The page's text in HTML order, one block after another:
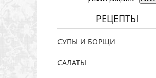
РЕЦЕПТЫ
СУПЫ И БОРЩИ
САЛАТЫ